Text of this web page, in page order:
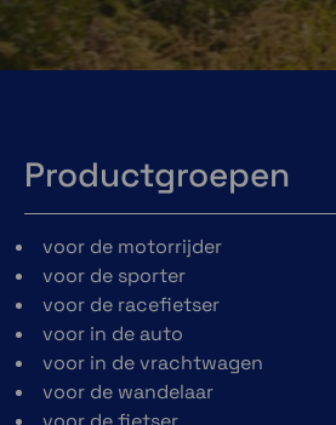
Productgroepen
voor de motorrijder
voor de sporter
voor de racefietser
voor in de auto
voor in de vrachtwagen
voor de wandelaar